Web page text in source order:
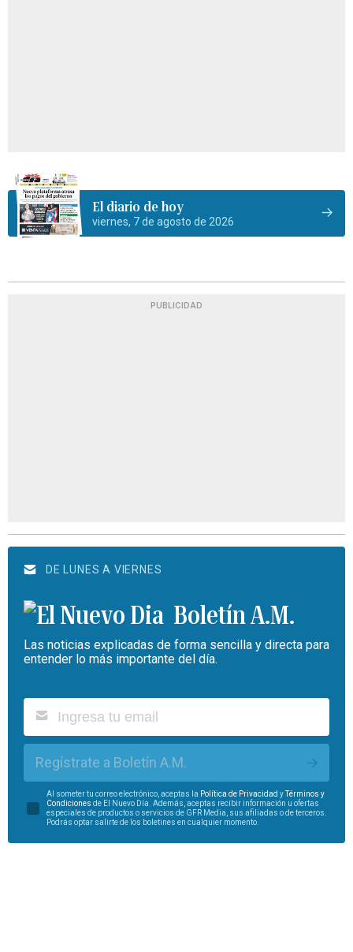
El diario de hoy
viernes, 7 de agosto de 2026
PUBLICIDAD
DE LUNES A VIERNES
Boletín A.M.
Las noticias explicadas de forma sencilla y directa para
entender lo más importante del día.
Regístrate a Boletín A.M.
Al someter tu correo electrónico, aceptas la Política de Privacidad y
Términos y
Condiciones de El Nuevo Día. Además, aceptas recibir información u ofertas
especiales de productos o servicios de GFR Media, sus afiliadas o de terceros.
Podrás optar salirte de los boletines en cualquier momento.